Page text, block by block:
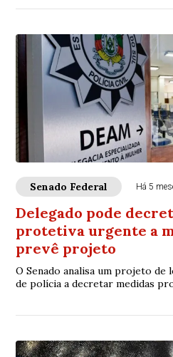
Senado Federal Há 5
Delegado pode
protetiva urgente a
prevê projeto
O Senado analisa um projeto de
de polícia a decretar medidas